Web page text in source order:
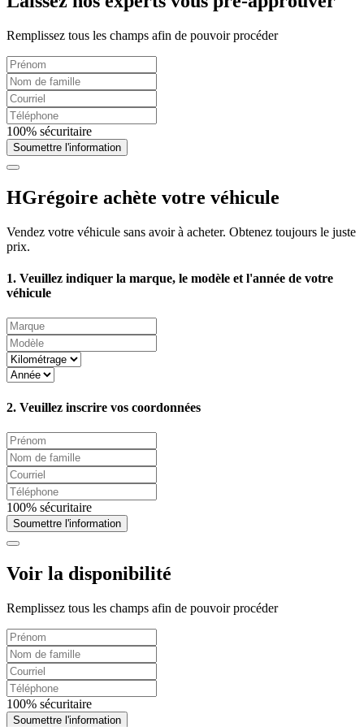
Remplissez tous les champs afin de pouvoir procéder
100% sécuritaire
Soumettre l'information
HGrégoire achète votre véhicule
Vendez votre véhicule sans avoir à acheter. Obtenez toujours le juste
prix.
1. Veuillez indiquer la marque, le modèle et l'année de votre
véhicule
2. Veuillez inscrire vos coordonnées
100% sécuritaire
Soumettre l'information
Voir la disponibilité
Remplissez tous les champs afin de pouvoir procéder
100% sécuritaire
Soumettre l'information